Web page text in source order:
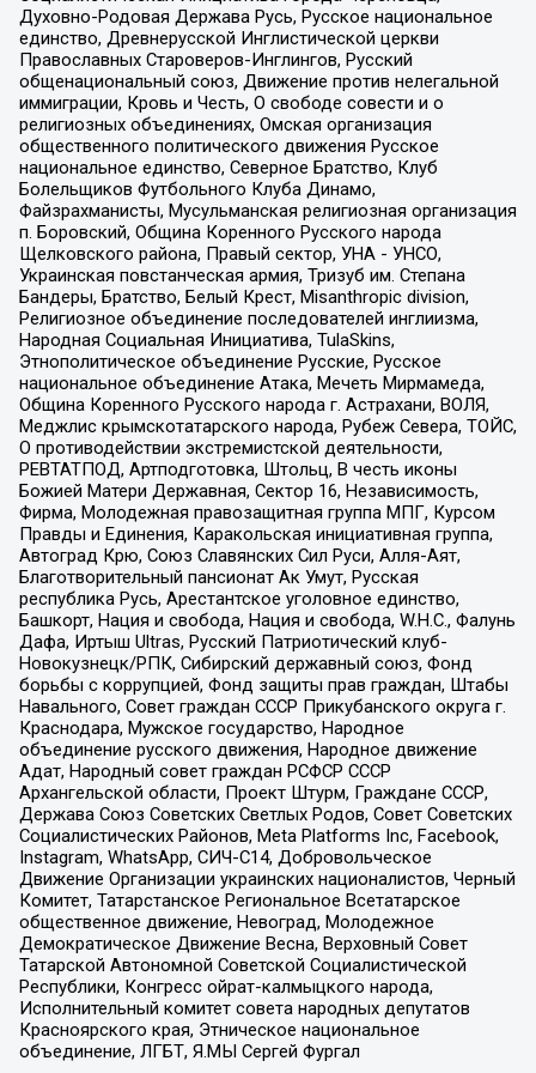
Духовно-Родовая Держава Русь, Русское национальное
единство, Древнерусской Инглистической церкви
Православных Староверов-Инглингов, Русский
общенациональный союз, Движение против нелегальной
иммиграции, Кровь и Честь, О свободе совести и о
религиозных объединениях, Омская организация
общественного политического движения Русское
национальное единство, Северное Братство, Клуб
Болельщиков Футбольного Клуба Динамо,
Файзрахманисты, Мусульманская религиозная организация
п. Боровский, Община Коренного Русского народа
Щелковского района, Правый сектор, УНА - УНСО,
Украинская повстанческая армия, Тризуб им. Степана
Бандеры, Братство, Белый Крест, Misanthropic division,
Религиозное объединение последователей инглиизма,
Народная Социальная Инициатива, TulaSkins,
Этнополитическое объединение Русские, Русское
национальное объединение Атака, Мечеть Мирмамеда,
Община Коренного Русского народа г. Астрахани, ВОЛЯ,
Меджлис крымскотатарского народа, Рубеж Севера, ТОЙС,
О противодействии экстремистской деятельности,
РЕВТАТПОД, Артподготовка, Штольц, В честь иконы
Божией Матери Державная, Сектор 16, Независимость,
Фирма, Молодежная правозащитная группа МПГ, Курсом
Правды и Единения, Каракольская инициативная группа,
Автоград Крю, Союз Славянских Сил Руси, Алля-Аят,
Благотворительный пансионат Ак Умут, Русская
республика Русь, Арестантское уголовное единство,
Башкорт, Нация и свобода, Нация и свобода, W.H.С., Фалунь
Дафа, Иртыш Ultras, Русский Патриотический клуб-
Новокузнецк/РПК, Сибирский державный союз, Фонд
борьбы с коррупцией, Фонд защиты прав граждан, Штабы
Навального, Совет граждан СССР Прикубанского округа г.
Краснодара, Мужское государство, Народное
объединение русского движения, Народное движение
Адат, Народный совет граждан РСФСР СССР
Архангельской области, Проект Штурм, Граждане СССР,
Держава Союз Советских Светлых Родов, Совет Советских
Социалистических Районов, Meta Platforms Inc, Facebook,
Instagram, WhatsApp, СИЧ-С14, Добровольческое
Движение Организации украинских националистов, Черный
Комитет, Татарстанское Региональное Всетатарское
общественное движение, Невоград, Молодежное
Демократическое Движение Весна, Верховный Совет
Татарской Автономной Советской Социалистической
Республики, Конгресс ойрат-калмыцкого народа,
Исполнительный комитет совета народных депутатов
Красноярского края, Этническое национальное
объединение, ЛГБТ, Я.МЫ Сергей Фургал